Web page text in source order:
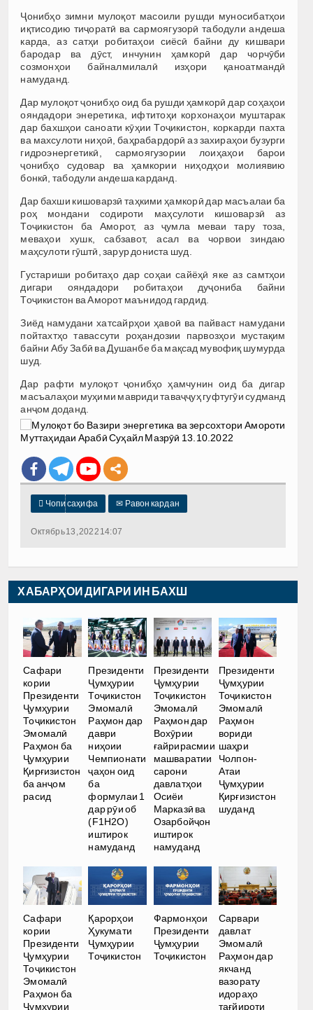
Ҷонибҳо зимни мулоқот масоили рушди муносибатҳои
иқтисодию тиҷоратӣ ва сармоягузорӣ табодули андеша
карда, аз сатҳи робитаҳои сиёсӣ байни ду кишвари
бародар ва дӯст, инчунин ҳамкорӣ дар чорчӯби
созмонҳои байналмилалӣ изҳори қаноатмандӣ
намуданд.
Дар мулоқот ҷонибҳо оид ба рушди ҳамкорӣ дар соҳаҳои
ояндадори энеретика, ифтитоҳи корхонаҳои муштарак
дар бахшҳои саноати кӯҳии Тоҷикистон, коркарди пахта
ва махсулоти ниҳоӣ, баҳрабардорӣ аз захираҳои бузурги
гидроэнергетикӣ, сармоягузории лоиҳаҳои барои
ҷонибҳо судовар ва ҳамкории ниҳодҳои молиявию
бонкӣ, табодули андеша карданд.
Дар бахши кишоварзӣ таҳкими ҳамкорӣ дар масъалаи ба
роҳ мондани содироти маҳсулоти кишоварзӣ аз
Тоҷикистон ба Аморот, аз ҷумла меваи тару тоза,
меваҳои хушк, сабзавот, асал ва чорвои зиндаю
маҳсулоти гӯштӣ, зарур дониста шуд.
Густариши робитаҳо дар соҳаи сайёҳӣ яке аз самтҳои
дигари ояндадори робитаҳои дуҷониба байни
Тоҷикистон ва Аморот маънидод гардид.
Зиёд намудани хатсайрҳои ҳавоӣ ва пайваст намудани
пойтахтҳо тавассути роҳандозии парвозҳои мустақим
байни Абу Забӣ ва Душанбе ба мақсад мувофиқ шумурда
шуд.
Дар рафти мулоқот ҷонибҳо ҳамчунин оид ба дигар
масъалаҳои муҳими мавриди таваҷҷуҳ гуфтугӯи судманд
анҷом доданд.
 Чопи саҳифа ✉ Равон кардан
Октябрь 13, 2022 14:07
ХАБАРҲОИ ДИГАРИ ИН БАХШ
Сафари
кории
Президенти
Ҷумҳурии
Тоҷикистон
Эмомалӣ
Раҳмон ба
Ҷумҳурии
Қирғизистон
ба анҷом
расид
Президенти
Ҷумҳурии
Тоҷикистон
Эмомалӣ
Раҳмон дар
даври
ниҳоии
Чемпионати
ҷаҳон оид
ба
формулаи 1
дар рӯи об
(F1H2O)
иштирок
намуданд
Президенти
Ҷумҳурии
Тоҷикистон
Эмомалӣ
Раҳмон дар
Вохӯрии
ғайрирасмии
машваратии
сарони
давлатҳои
Осиёи
Марказӣ ва
Озарбойҷон
иштирок
намуданд
Президенти
Ҷумҳурии
Тоҷикистон
Эмомалӣ
Раҳмон
вориди
шаҳри
Чолпон-
Атаи
Ҷумҳурии
Қирғизистон
шуданд
Сафари
кории
Президенти
Ҷумҳурии
Тоҷикистон
Эмомалӣ
Раҳмон ба
Ҷумҳурии
Қарорҳои
Ҳукумати
Ҷумҳурии
Тоҷикистон
Фармонҳои
Президенти
Ҷумҳурии
Тоҷикистон
Сарвари
давлат
Эмомалӣ
Раҳмон дар
якчанд
вазорату
идораҳо
тағйироти